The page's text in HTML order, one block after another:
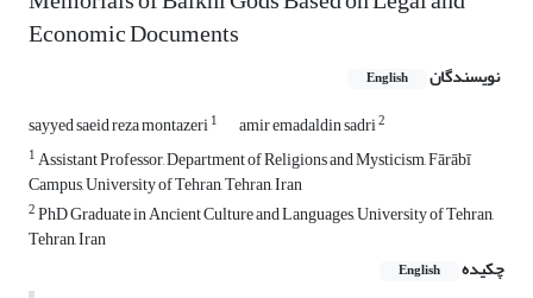
Economic Documents
نویسندگان English
sayyed saeid reza montazeri1 amir emadaldin sadri2
1Assistant Professor, Department of Religions and Mysticism, Fārābī
Campus, University of Tehran, Tehran, Iran
2PhD Graduate in Ancient Culture and Languages, University of Tehran,
Tehran, Iran
چکیده
English